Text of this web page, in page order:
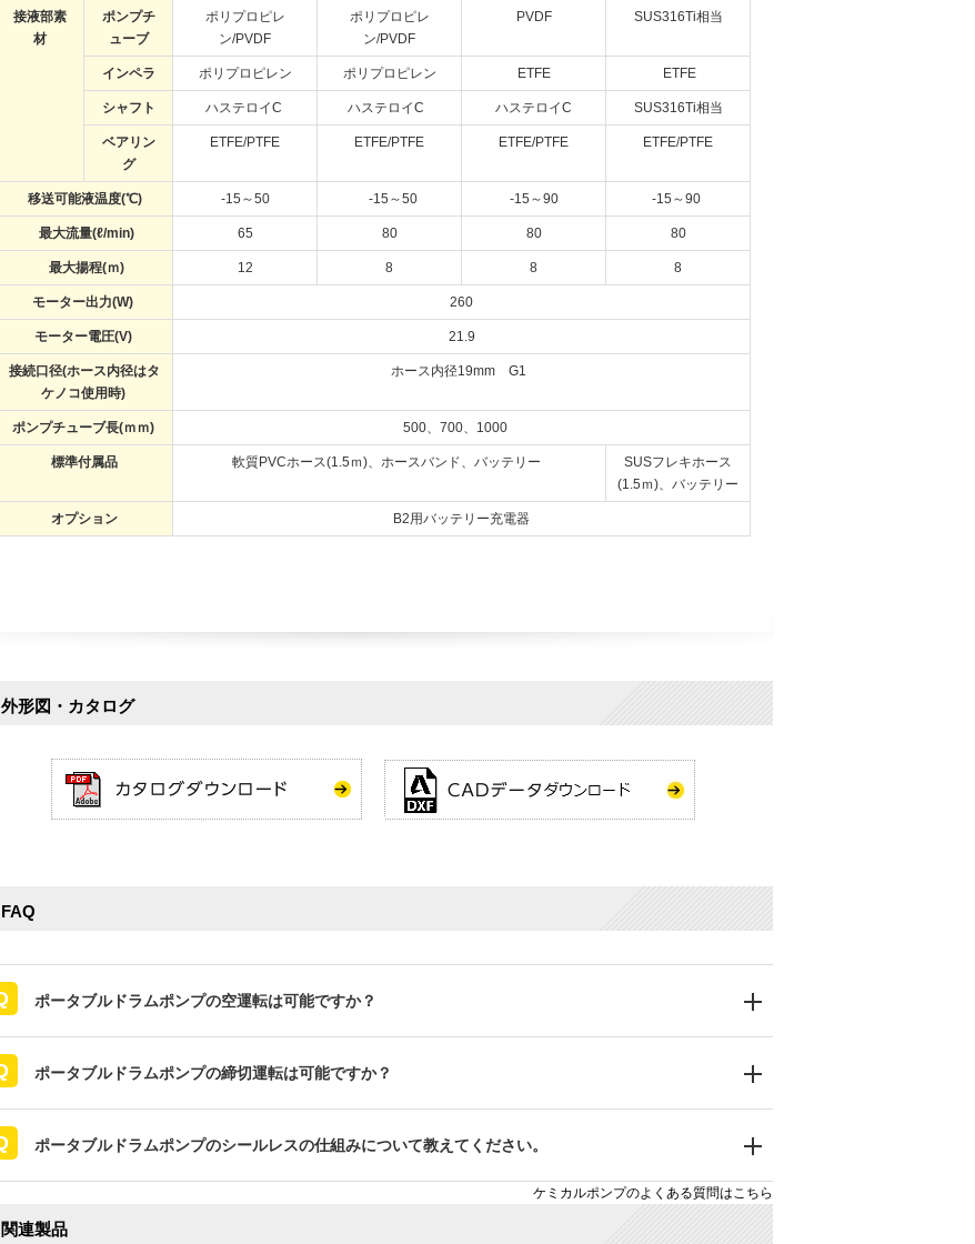
接液部素
材
ポンプチ
ューブ
ポリプロピレ
ン/PVDF
ポリプロピレ
ン/PVDF
PVDF SUS316Ti相当
インペラ ポリプロピレン ポリプロピレン ETFE ETFE
シャフト ハステロイC ハステロイC ハステロイC SUS316Ti相当
ベアリン
グ
ETFE/PTFE ETFE/PTFE ETFE/PTFE ETFE/PTFE
移送可能液温度(℃) -15～50 -15～50 -15～90 -15～90
最大流量(ℓ/min) 65 80 80 80
最大揚程(ｍ) 12 8 8 8
モーター出力(W) 260
モーター電圧(V) 21.9
接続口径(ホース内径はタ
ケノコ使用時)
ホース内径19mm G1
ポンプチューブ長(ｍｍ) 500、700、1000
標準付属品 軟質PVCホース(1.5ｍ)、ホースバンド、バッテリー SUSフレキホース
(1.5ｍ)、 バッテリー
オプション B2用バッテリー充電器
外形図・カタログ
FAQ
ポータブルドラムポンプの空運転は可能ですか？
ポータブルドラムポンプの締切運転は可能ですか？
ポータブルドラムポンプのシールレスの仕組みについて教えてください。
ケミカルポンプのよくある質問はこちら
関連製品